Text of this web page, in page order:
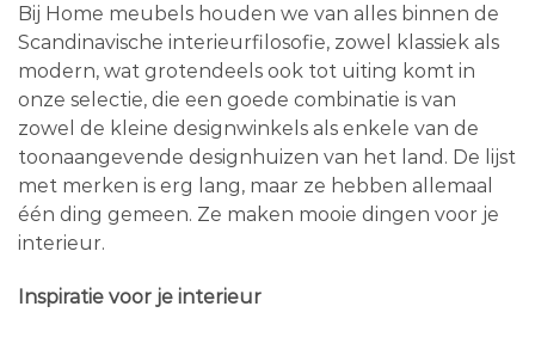
Bij Home meubels houden we van alles binnen de
Scandinavische interieurfilosofie, zowel klassiek als
modern, wat grotendeels ook tot uiting komt in
onze selectie, die een goede combinatie is van
zowel de kleine designwinkels als enkele van de
toonaangevende designhuizen van het land. De lijst
met merken is erg lang, maar ze hebben allemaal
één ding gemeen. Ze maken mooie dingen voor je
interieur.
Inspiratie voor je interieur